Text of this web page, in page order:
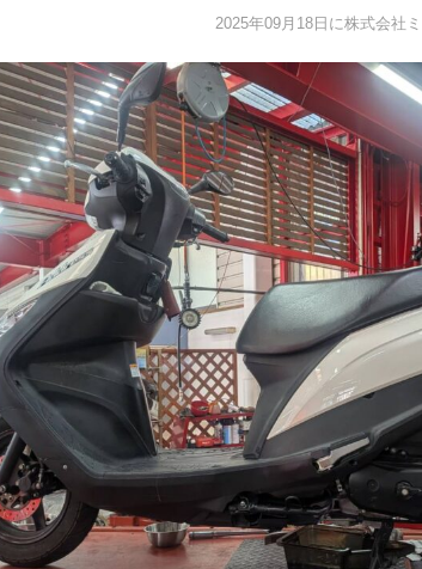
2025年09月18日に株式会社